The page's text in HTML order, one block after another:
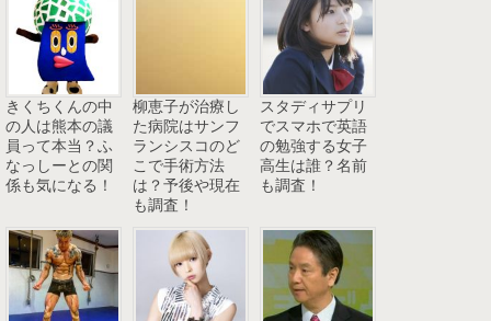
きくちくんの中
の人は熊本の議
員って本当？ふ
なっしーとの関
係も気になる！
柳恵子が治療し
た病院はサンフ
ランシスコのど
こで手術方法
は？予後や現在
も調査！
スタディサプリ
でスマホで英語
の勉強する女子
高生は誰？名前
も調査！